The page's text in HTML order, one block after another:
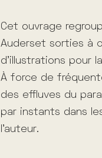
Cet ouvrage
Auderset sorties à
d’illustrations pour
À force de
des effluves du
par instants dans
l’auteur.